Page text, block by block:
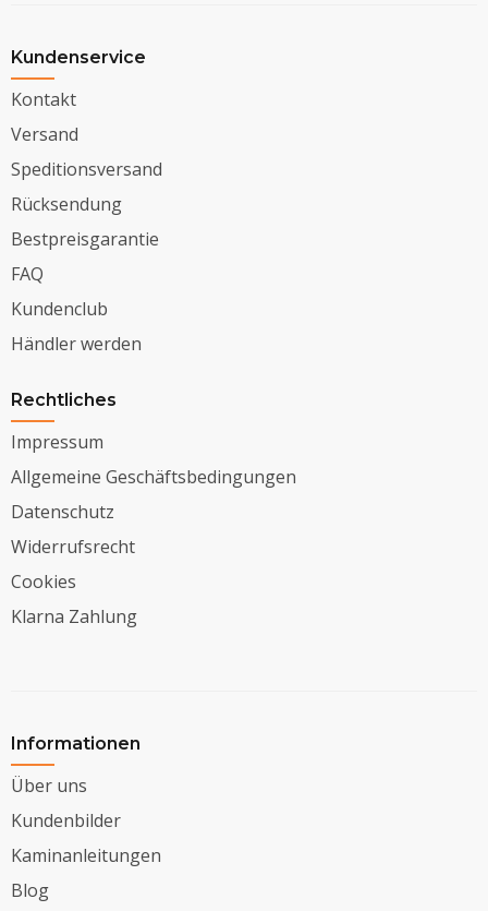
Kundenservice
Kontakt
Versand
Speditionsversand
Rücksendung
Bestpreisgarantie
FAQ
Kundenclub
Händler werden
Rechtliches
Impressum
Allgemeine Geschäftsbedingungen
Datenschutz
Widerrufsrecht
Cookies
Klarna Zahlung
Informationen
Über uns
Kundenbilder
Kaminanleitungen
Blog